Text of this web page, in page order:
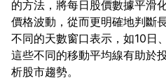
的方法，將每日股價數據平滑
價格波動，從而更明確地判斷
不同的天數窗口表示，如10日
這些不同的移動平均線有助於